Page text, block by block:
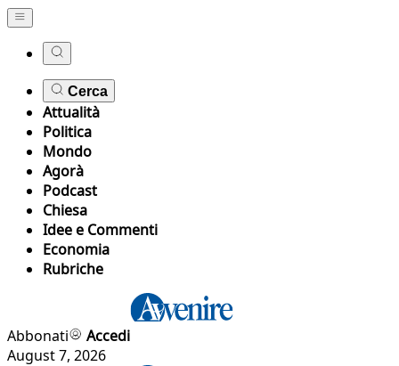
Cerca
Attualità
Politica
Mondo
Agorà
Podcast
Chiesa
Idee e Commenti
Economia
Rubriche
Abbonati
Accedi
August 7, 2026